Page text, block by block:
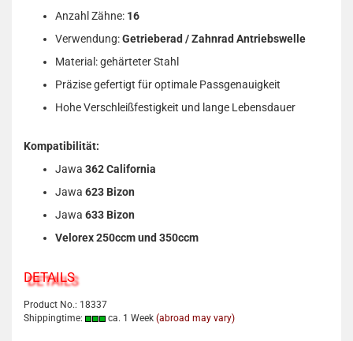
Anzahl Zähne: 16
Verwendung:Getrieberad / Zahnrad Antriebswelle
Material: gehärteter Stahl
Präzise gefertigt für optimale Passgenauigkeit
Hohe Verschleißfestigkeit und lange Lebensdauer
Kompatibilität:
Jawa 362 California
Jawa 623 Bizon
Jawa 633 Bizon
Velorex 250ccm und 350ccm
DETAILS
Product No.: 18337
Shippingtime:
ca. 1 Week (abroad may vary)